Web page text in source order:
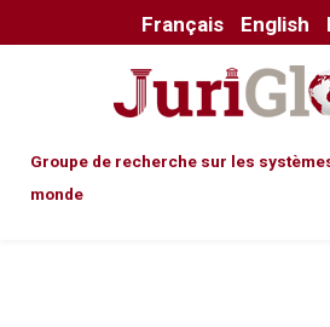
Français English
Groupe de recherche sur les
monde